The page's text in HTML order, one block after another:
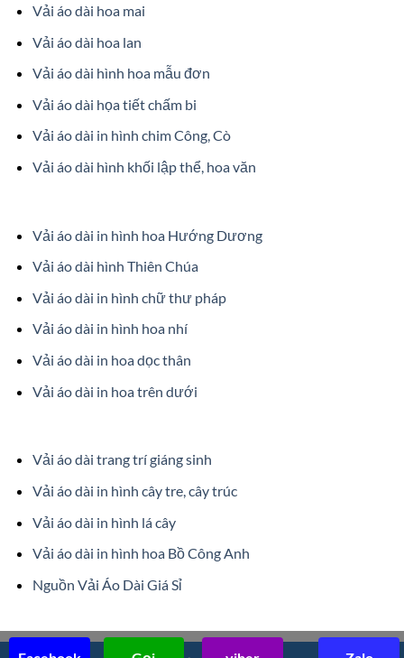
Vải áo dài hoa mai
Vải áo dài hoa lan
Vải áo dài hình hoa mẫu đơn
Vải áo dài họa tiết chấm bi
Vải áo dài in hình chim Công, Cò
Vải áo dài hình khối lập thể, hoa văn
Vải áo dài in hình hoa Hướng Dương
Vải áo dài hình Thiên Chúa
Vải áo dài in hình chữ thư pháp
Vải áo dài in hình hoa nhí
Vải áo dài in hoa dọc thân
Vải áo dài in hoa trên dưới
Vải áo dài trang trí giáng sinh
Vải áo dài in hình cây tre, cây trúc
Vải áo dài in hình lá cây
Vải áo dài in hình hoa Bồ Công Anh
Nguồn Vải Áo Dài Giá Sỉ